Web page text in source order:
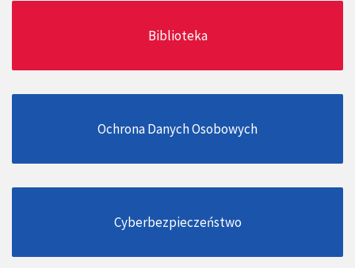
Biblioteka
Ochrona Danych Osobowych
Cyberbezpieczeństwo